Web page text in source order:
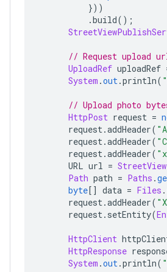
}))
.build();
// Request upload
UploadRef uploadRef
System .out.println(
// Upload photo
HttpPost request =
request.addHeader(
request.addHeader(
request.addHeader(
URL url =
Path path = Paths .
byte[] data = Files .
request.addHeader(
request. setEntity(
HttpClient
HttpResponse
System .out.println(